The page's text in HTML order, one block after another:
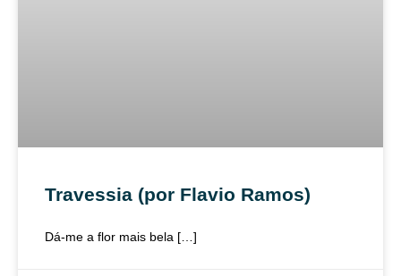
Travessia (por Flavio Ramos)
Dá-me a flor mais bela […]